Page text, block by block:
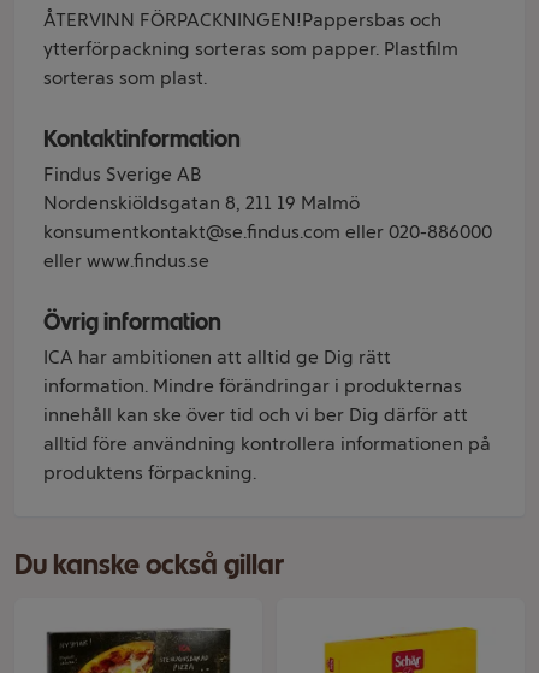
ÅTERVINN FÖRPACKNINGEN!Pappersbas och
ytterförpackning sorteras som papper. Plastfilm
sorteras som plast.
Kontaktinformation
Findus Sverige AB
Nordenskiöldsgatan 8, 211 19 Malmö
konsumentkontakt@se.findus.com eller 020-886000
eller www.findus.se
Övrig information
ICA har ambitionen att alltid ge Dig rätt
information. Mindre förändringar i produkternas
innehåll kan ske över tid och vi ber Dig därför att
alltid före användning kontrollera informationen på
produktens förpackning.
Du kanske också gillar